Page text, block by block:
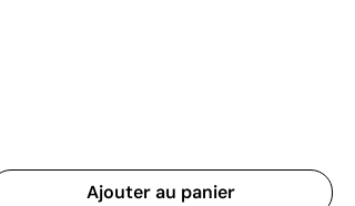
Ajouter au panier